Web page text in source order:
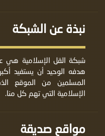
نبذة عن الشبكة
شبكة القل الإسلامية هي
هدفه الوحيد أن يستفيد
المسلمين من الموقع
الإسلامية التي تهم كل منا.
مواقع صديقة